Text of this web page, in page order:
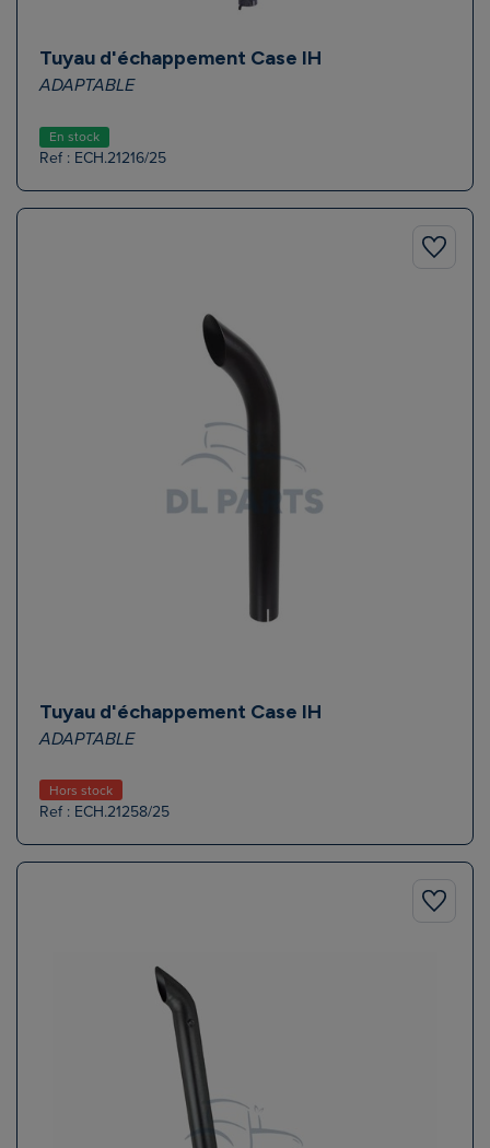
Tuyau d'échappement Case IH
ADAPTABLE
En stock
Ref : ECH.21216/25
Tuyau d'échappement Case IH
ADAPTABLE
Hors stock
Ref : ECH.21258/25